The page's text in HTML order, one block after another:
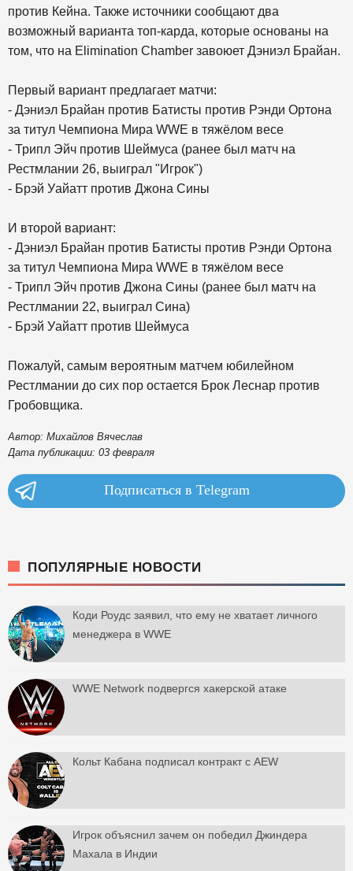
против Кейна. Также источники сообщают два
возможный варианта топ-карда, которые основаны на
том, что на Elimination Chamber завоюет Дэниэл Брайан.
Первый вариант предлагает матчи:
- Дэниэл Брайан против Батисты против Рэнди Ортона
за титул Чемпиона Мира WWE в тяжёлом весе
- Трипл Эйч против Шеймуса (ранее был матч на
Рестмлании 26, выиграл "Игрок")
- Брэй Уайатт против Джона Сины
И второй вариант:
- Дэниэл Брайан против Батисты против Рэнди Ортона
за титул Чемпиона Мира WWE в тяжёлом весе
- Трипл Эйч против Джона Сины (ранее был матч на
Рестлмании 22, выиграл Сина)
- Брэй Уайатт против Шеймуса
Пожалуй, самым вероятным матчем юбилейном
Рестлмании до сих пор остается Брок Леснар против
Гробовщика.
Автор: Михайлов Вячеслав
Дата публикации: 03 февраля
Подписаться в Telegram
ПОПУЛЯРНЫЕ НОВОСТИ
Коди Роудс заявил, что ему не хватает личного
менеджера в WWE
WWE Network подвергся хакерской атаке
Кольт Кабана подписал контракт с AEW
Игрок объяснил зачем он победил Джиндера
Махала в Индии